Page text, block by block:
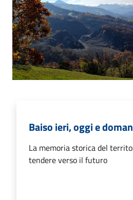
Baiso ieri, oggi e
La memoria storica del
tendere verso il futuro